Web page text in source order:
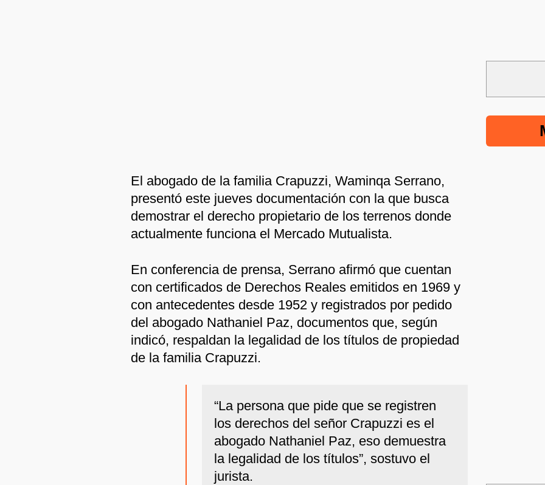
El abogado de la familia Crapuzzi, Waminqa Serrano,
presentó este jueves documentación con la que busca
demostrar el derecho propietario de los terrenos donde
actualmente funciona el Mercado Mutualista.
En conferencia de prensa, Serrano afirmó que cuentan
con certificados de Derechos Reales emitidos en 1969 y
con antecedentes desde 1952 y registrados por pedido
del abogado Nathaniel Paz, documentos que, según
indicó, respaldan la legalidad de los títulos de propiedad
de la familia Crapuzzi.
“La persona que pide que se registren
los derechos del señor Crapuzzi es el
abogado Nathaniel Paz, eso demuestra
la legalidad de los títulos”, sostuvo el
jurista.